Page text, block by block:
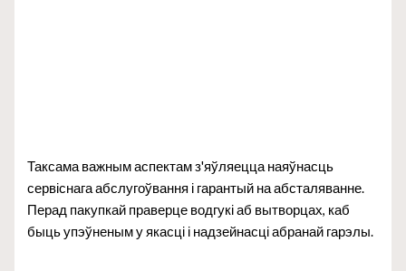
Таксама важным аспектам з'яўляецца наяўнасць
сервіснага абслугоўвання і гарантый на абсталяванне.
Перад пакупкай праверце водгукі аб вытворцах, каб
быць упэўненым у якасці і надзейнасці абранай гарэлы.